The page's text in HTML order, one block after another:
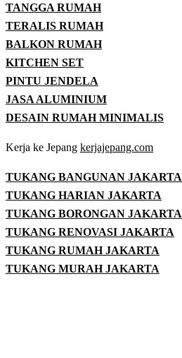
TANGGA RUMAH
TERALIS RUMAH
BALKON RUMAH
KITCHEN SET
PINTU JENDELA
JASA ALUMINIUM
DESAIN RUMAH MINIMALIS
Kerja ke Jepang kerjajepang.com
TUKANG BANGUNAN JAKARTA
TUKANG HARIAN JAKARTA
TUKANG BORONGAN JAKARTA
TUKANG RENOVASI JAKARTA
TUKANG RUMAH JAKARTA
TUKANG MURAH JAKARTA